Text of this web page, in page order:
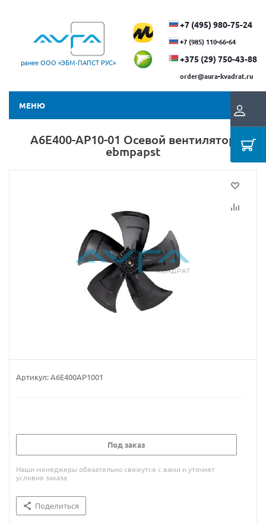
ранее ООО «ЭБМ‑ПАПСТ РУС»
+7 (495) 980-75-24
+7 (985) 110-66-64
+375 (29) ​750-43-88
order@aura-kvadrat.ru
МЕНЮ
A6E400-AP10-01 Осевой вентилятор
ebmpapst
Артикул:A6E400AP1001
Под заказ
Наши менеджеры обязательно свяжутся с вами и уточнят
условия заказа
Поделиться